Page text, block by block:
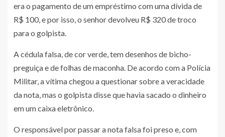
era o pagamento de um empréstimo com uma dívida de
R$ 100, e por isso, o senhor devolveu R$ 320 de troco
para o golpista.
A cédula falsa, de cor verde, tem desenhos de bicho-
preguiça e de folhas de maconha. De acordo com a Polícia
Militar, a vítima chegou a questionar sobre a veracidade
da nota, mas o golpista disse que havia sacado o dinheiro
em um caixa eletrônico.
O responsável por passar a nota falsa foi preso e, com